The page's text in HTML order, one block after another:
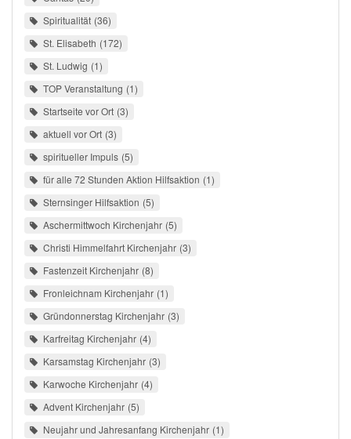
Spiritualität 36
St. Elisabeth 172
St. Ludwig 1
TOP Veranstaltung 1
Startseite vor Ort 3
aktuell vor Ort 3
spiritueller Impuls 5
für alle 72 Stunden Aktion Hilfsaktion 1
Sternsinger Hilfsaktion 5
Aschermittwoch Kirchenjahr 5
Christi Himmelfahrt Kirchenjahr 3
Fastenzeit Kirchenjahr 8
Fronleichnam Kirchenjahr 1
Gründonnerstag Kirchenjahr 3
Karfreitag Kirchenjahr 4
Karsamstag Kirchenjahr 3
Karwoche Kirchenjahr 4
Advent Kirchenjahr 5
Neujahr und Jahresanfang Kirchenjahr 1